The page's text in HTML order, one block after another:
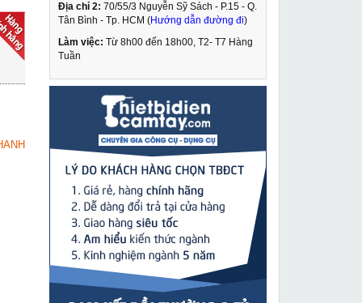
Địa chỉ 2: 70/55/3 Nguyễn Sỹ Sách - P.15 - Q.
Tân Bình - Tp. HCM (Hướng dẫn đường đi)
Làm việc: Từ 8h00 đến 18h00, T2- T7 Hàng
Tuần
MUA NGAY
Sạc pin 18V cho máy
ép cốt cắt cáp thủy lực
dùng pin
849,000 VNĐ
tích hợp nén khí trong
LGK-60
12,649,000 VNĐ
14,300,000 VNĐ
MUA NGAY
Máy cắt bê tông Oubao
OB-800
31,949,000 VNĐ
33,160,000 VNĐ
Máy hàn Que & TIG
Jasic 250A
5,389,000 VNĐ